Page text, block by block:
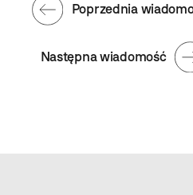
Następna wiadomość
Poprzednia